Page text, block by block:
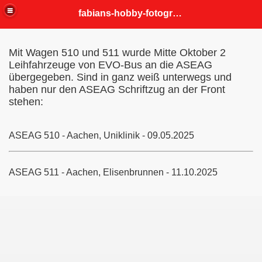
fabians-hobby-fotografien
Mit Wagen 510 und 511 wurde Mitte Oktober 2
Leihfahrzeuge von EVO-Bus an die ASEAG
übergegeben. Sind in ganz weiß unterwegs und
haben nur den ASEAG Schriftzug an der Front
stehen:
ASEAG 510 - Aachen, Uniklinik - 09.05.2025
ASEAG 511 - Aachen, Elisenbrunnen - 11.10.2025